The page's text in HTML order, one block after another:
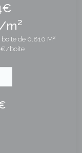
m2
de 0.810 M²
boite